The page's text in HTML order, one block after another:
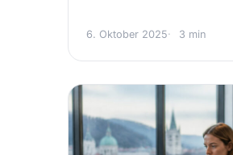
6. Oktober 2025 3 min